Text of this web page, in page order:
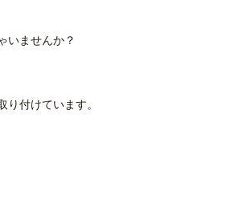
いませんか？
付けています。